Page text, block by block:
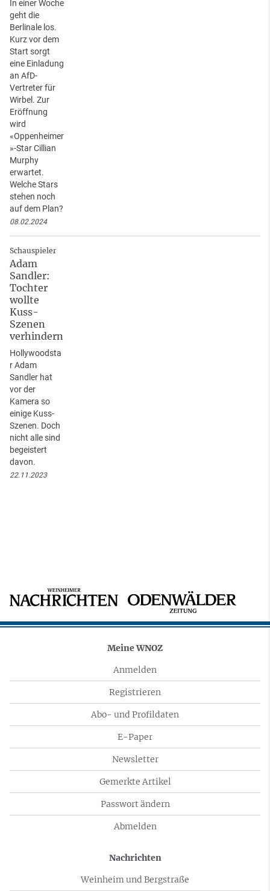
In einer Woche
geht die
Berlinale los.
Kurz vor dem
Start sorgt
eine Einladung
an AfD-
Vertreter für
Wirbel. Zur
Eröffnung
wird
«Oppenheimer
»-Star Cillian
Murphy
erwartet.
Welche Stars
stehen noch
auf dem Plan?
08.02.2024
Schauspieler
Adam
Sandler:
Tochter
wollte
Kuss-
Szenen
verhindern
Hollywoodsta
r Adam
Sandler hat
vor der
Kamera so
einige Kuss-
Szenen. Doch
nicht alle sind
begeistert
davon.
22.11.2023
Meine WNOZ
Anmelden
Registrieren
Abo- und Profildaten
E-Paper
Newsletter
Gemerkte Artikel
Passwort ändern
Abmelden
Nachrichten
Weinheim und Bergstraße